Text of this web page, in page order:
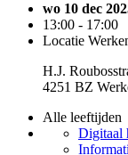
wo 10 dec
13:00 - 17:00
Locatie
H.J.
4251 BZ
Alle leeftijden
Digitaal